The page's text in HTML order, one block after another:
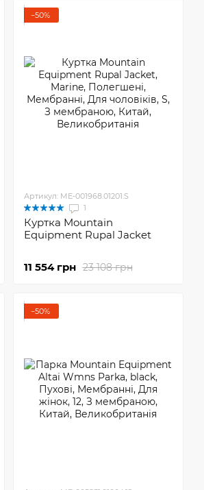
−50%
Артикул: ME-001968.01201.S
1
Куртка Mountain
Equipment Rupal Jacket
23 108 грн
11 554 грн
−50%